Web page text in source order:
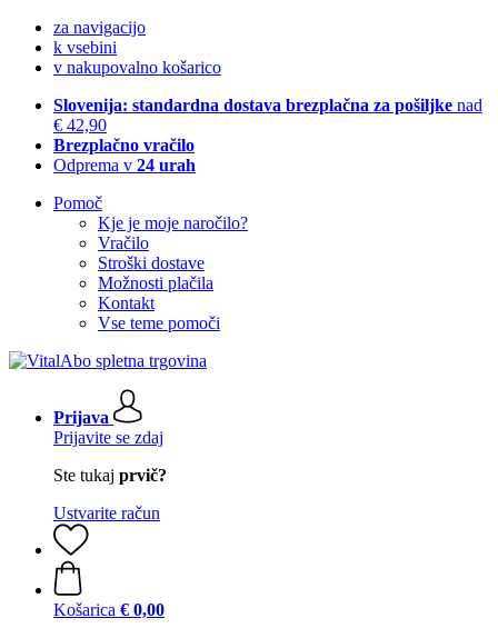
za navigacijo
k vsebini
v nakupovalno košarico
Slovenija: standardna dostava brezplačna za pošiljke nad
€ 42,90
Brezplačno vračilo
Odprema v 24 urah
Pomoč
Kje je moje naročilo?
Vračilo
Stroški dostave
Možnosti plačila
Kontakt
Vse teme pomoči
Prijava
Prijavite se zdaj
Ste tukaj prvič?
Ustvarite račun
Košarica € 0,00